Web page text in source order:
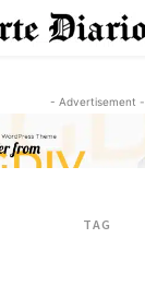
- Advertisement -
TAG